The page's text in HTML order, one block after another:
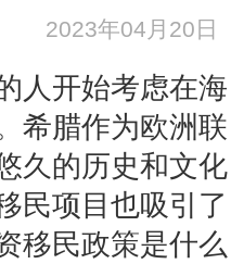
2023年04月20日
人开始考虑在海
希腊作为欧洲联
久的历史和文化
民项目也吸引了
移民政策是什么